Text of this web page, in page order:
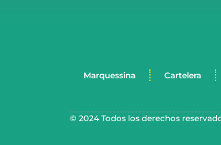
Marquessina Cartelera
© 2024 Todos los derechos